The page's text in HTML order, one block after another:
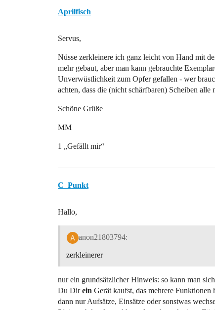
Aprilfisch
Servus,
Nüsse zerkleinere ich ganz leicht von Hand mit
mehr gebaut, aber man kann gebrauchte
Unverwüstlichkeit zum Opfer gefallen - wer
achten, dass die (nicht schärfbaren) Scheiben
Schöne Grüße
MM
1 „Gefällt mir“
C_Punkt
Hallo,
anon21803794:
zerkleinerer
nur ein grundsätzlicher Hinweis: so kann man
Du Direin Gerät kaufst, das mehrere
dann nur Aufsätze, Einsätze oder sonstwas